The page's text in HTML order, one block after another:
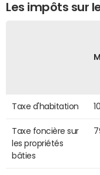
Les impôts sur
Taxe d'habitation
Taxe foncière sur
les propriétés
bâties